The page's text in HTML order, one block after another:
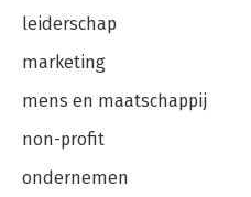
leiderschap
marketing
mens en maatschappij
non-profit
ondernemen